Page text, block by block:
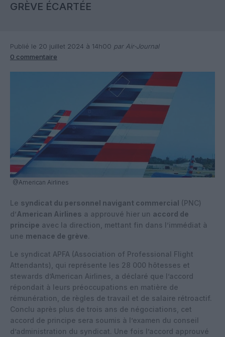
GRÈVE ÉCARTÉE
Publié le 20 juillet 2024 à 14h00 par Air-Journal
0 commentaire
@American Airlines
Le syndicat du personnel navigant commercial (PNC)
d’American Airlines a approuvé hier un accord de
principe avec la direction, mettant fin dans l’immédiat à
une menace de grève.
Le syndicat APFA (Association of Professional Flight
Attendants), qui représente les 28 000 hôtesses et
stewards d’American Airlines, a déclaré que l’accord
répondait à leurs préoccupations en matière de
rémunération, de règles de travail et de salaire rétroactif.
Conclu après plus de trois ans de négociations, cet
accord de principe sera soumis à l’examen du conseil
d’administration du syndicat. Une fois l’accord approuvé